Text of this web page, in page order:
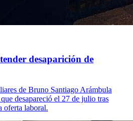
desaparición de
de Bruno Santiago Arámbula
desapareció el 27 de julio tras
oferta laboral.